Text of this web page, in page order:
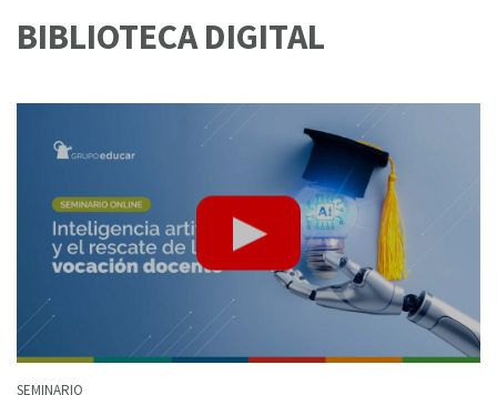
BIBLIOTECA DIGITAL
SEMINARIO